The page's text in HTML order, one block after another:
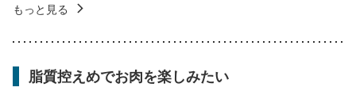
もっと見る
脂質控えめでお肉を楽しみたい